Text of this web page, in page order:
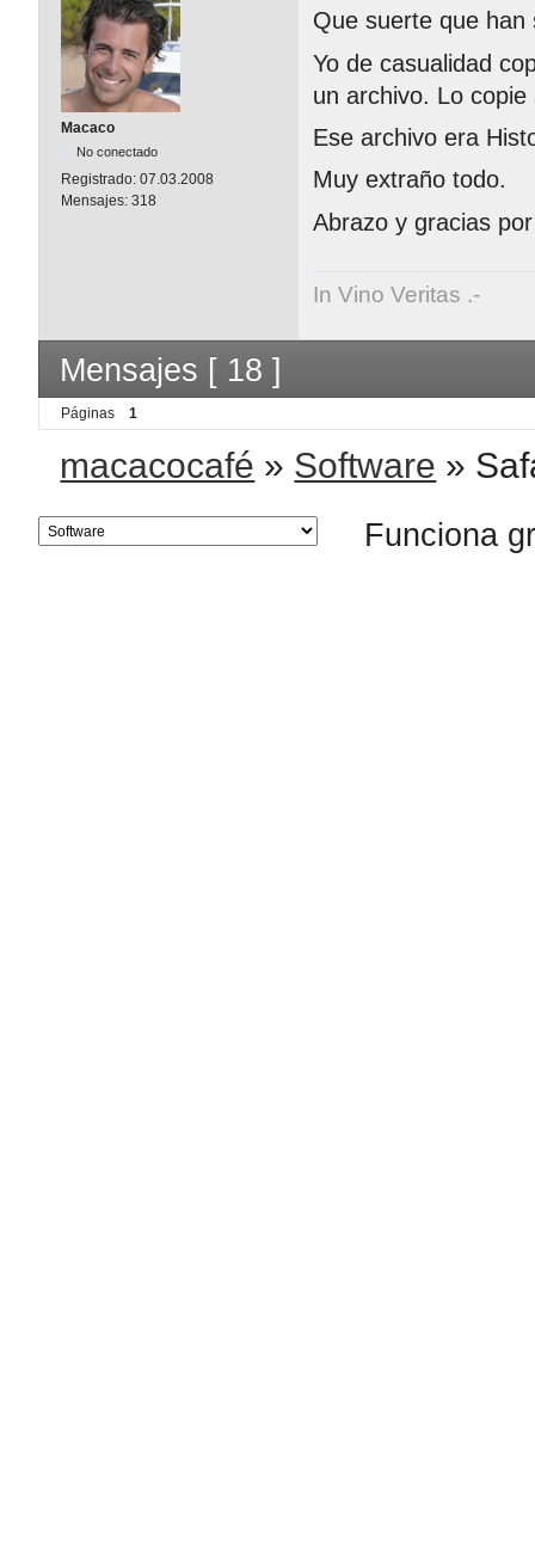
Macaco
No conectado
Registrado: 07.03.2008
Mensajes: 318
Que suerte que han
Yo de casualidad
un archivo. Lo
Ese archivo era
Muy extraño todo.
Abrazo y gracias
In Vino Veritas .-
Mensajes [ 18 ]
Páginas 1
macacocafé » Software »
Funciona